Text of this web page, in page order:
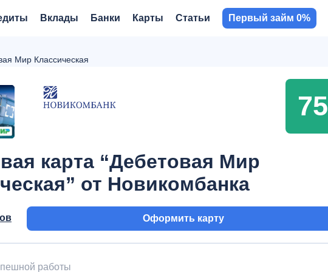
Вклады Банки Карты Статьи Первый займ 0%
Мир Классическая
карта “Дебетовая Мир
от Новикомбанка
75
Оформить карту
работы